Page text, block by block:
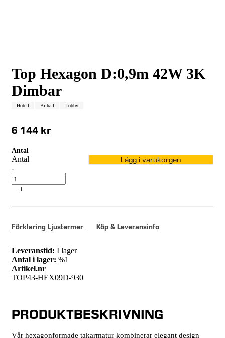
Top Hexagon D:0,9m 42W 3K
Dimbar
Hotell Bilhall Lobby
6 144 kr
Antal
Antal
-
+
Lägg i varukorgen
Förklaring Ljustermer Köp & Leveransinfo
Leveranstid: I lager
Antal i lager: %1
Artikel.nr
TOP43-HEX09D-930
PRODUKTBESKRIVNING
Vår hexagonformade takarmatur kombinerar elegant design